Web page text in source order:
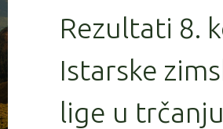
Rezultati 8.
Istarske
lige u trčanju